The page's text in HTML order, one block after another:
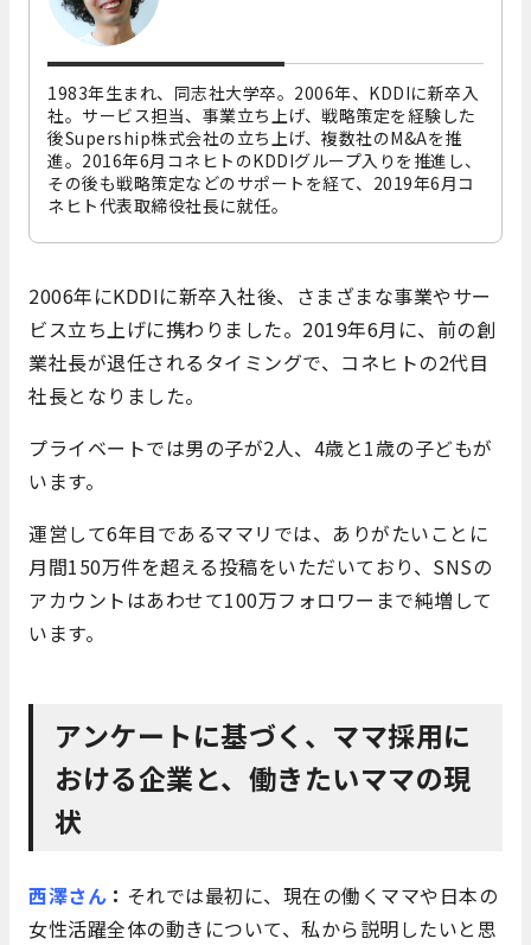
1983年生まれ、同志社大学卒。2006年、KDDIに新卒入
社。サービス担当、事業立ち上げ、戦略策定を経験した
後Supership株式会社の立ち上げ、複数社のM&Aを推
進。2016年6月コネヒトのKDDIグループ入りを推進し、
その後も戦略策定などのサポートを経て、2019年6月コ
ネヒト代表取締役社長に就任。
2006年にKDDIに新卒入社後、さまざまな事業やサー
ビス立ち上げに携わりました。2019年6月に、前の創
業社長が退任されるタイミングで、コネヒトの2代目
社長となりました。
プライベートでは男の子が2人、4歳と1歳の子どもが
います。
運営して6年目であるママリでは、ありがたいことに
月間150万件を超える投稿をいただいており、SNSの
アカウントはあわせて100万フォロワーまで純増して
います。
アンケートに基づく、ママ採用に
おける企業と、働きたいママの現
状
西澤さん ： それでは最初に、現在の働くママや日本の
女性活躍全体の動きについて、私から説明したいと思